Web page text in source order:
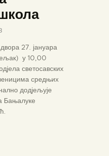
27. јануара
у 10,00
светосавских
средњих
додјељује
Бањалуке